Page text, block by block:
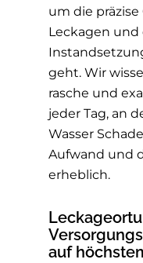
um die
Leckagen und
geht. Wir
rasche und
jeder Tag, an
Wasser
Aufwand und
erheblich.
auf